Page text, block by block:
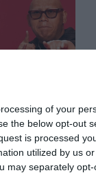
of your
the below opt-out
is processed
utilized by us
may separately
και ο
με